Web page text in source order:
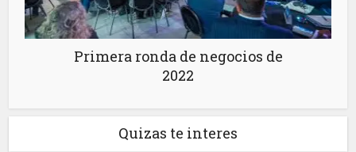
Primera ronda de negocios de
2022
Quizas te interes